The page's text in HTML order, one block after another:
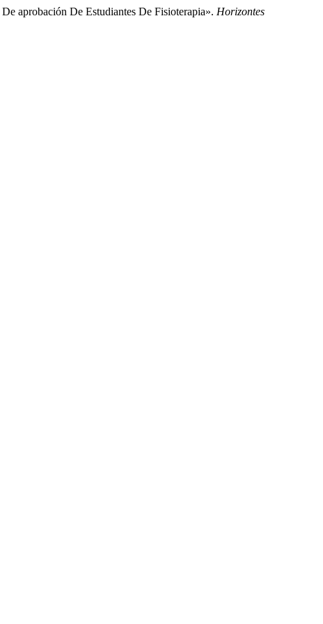
aprobación De Estudiantes De Fisioterapia». Horizontes